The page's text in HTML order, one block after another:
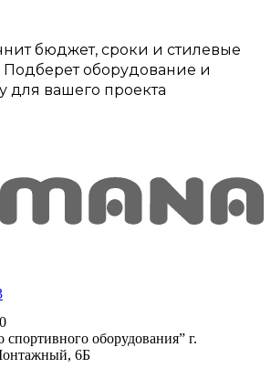
бюджет, сроки и стилевые
оборудование и
для вашего проекта
оборудования” г.
6Б